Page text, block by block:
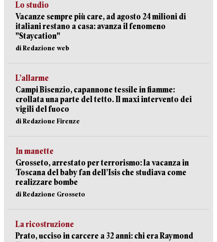
Lo studio
Vacanze sempre più care, ad agosto 24 milioni di
italiani restano a casa: avanza il fenomeno
"Staycation"
di Redazione web
L’allarme
Campi Bisenzio, capannone tessile in fiamme:
crollata una parte del tetto. Il maxi intervento dei
vigili del fuoco
di Redazione Firenze
In manette
Grosseto, arrestato per terrorismo: la vacanza in
Toscana del baby fan dell’Isis che studiava come
realizzare bombe
di Redazione Grosseto
La ricostruzione
Prato, ucciso in carcere a 32 anni: chi era Raymond